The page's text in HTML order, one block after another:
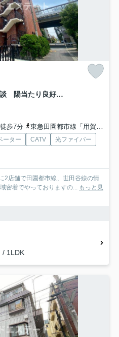
メゾンエル桜新町 ペット相談 陽当たり良好 高層階
歩7分
東急田園都市線「用賀」駅 徒歩17分
ーター CATV
光ファイバー
2店舗で田園都市線、世田谷線の情
密着でやっておりますの... もっと見
/ 1LDK